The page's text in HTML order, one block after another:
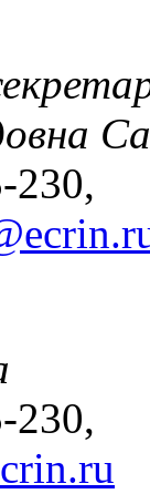
230,
230,